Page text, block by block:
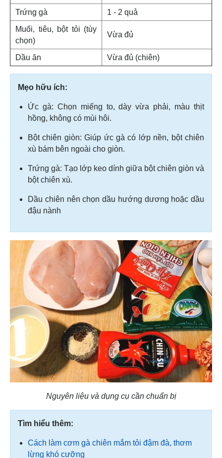
Trứng gà
1 - 2 quả
Muối, tiêu, bột tỏi (tùy
chọn)
Vừa đủ
Dầu ăn Vừa đủ (chiên)
Mẹo hữu ích:
Ức gà: Chọn miếng to, dày vừa phải, màu thịt
hồng, không có mùi hôi.
Bột chiên giòn: Giúp ức gà có lớp nền, bột chiên
xù bám bên ngoài cho giòn.
Trứng gà: Tạo lớp keo dính giữa bột chiên giòn và
bột chiên xù.
Dầu chiên nên chọn dầu hướng dương hoặc dầu
đậu nành
Nguyên liệu và dụng cụ cần chuẩn bị
Tìm hiểu thêm:
Cách làm cơm gà chiên mắm tỏi đậm đà, thơm
lừng khó cưỡng